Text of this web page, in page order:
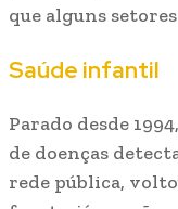
que alguns
Saúde infantil
Parado desde
de doenças
rede pública,